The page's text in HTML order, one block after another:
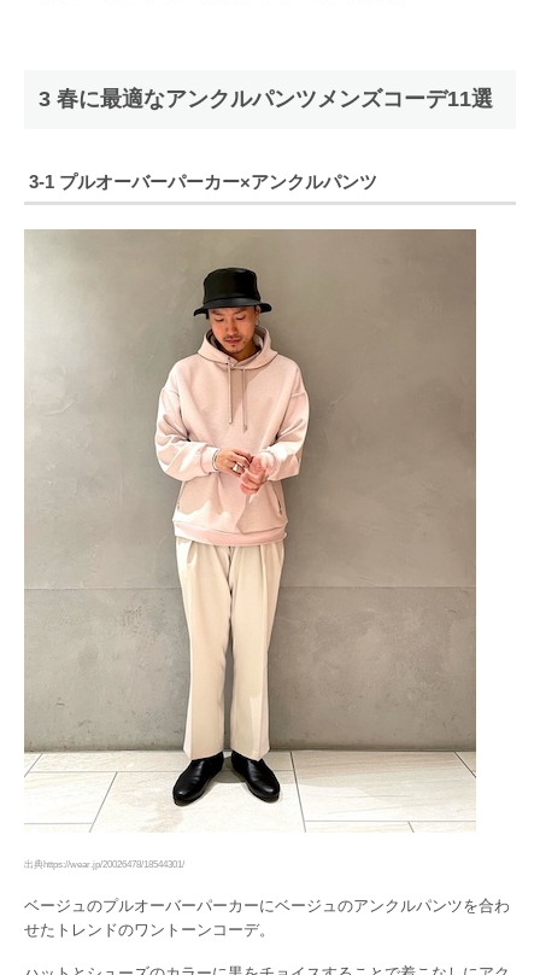
3 春に最適なアンクルパンツメンズコーデ11選
3-1 プルオーバーパーカー×アンクルパンツ
出典https://wear.jp/20026478/18544301/
ベージュのプルオーバーパーカーにベージュのアンクルパンツを合わ
せたトレンドのワントーンコーデ。